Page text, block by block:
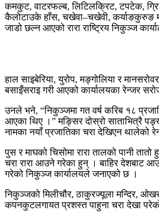
कमकुट, वाटरफल्ब, लिटिलक्रिट, टपटेक,
कैलोटाउके हाँस, चखेवा–चखेवी, कर्याङकुरुङ
जाडो छल्न आएको रारा राष्ट्रिय निकुञ्ज
हाल साइबेरिया, युरोप, मङ्गोलिया र
बसाइँसराइ गरी आएको कार्यालयका रेन्जर
उनले भने, “निकुञ्जमा गत वर्ष करिब १८
आएका थिए ।” मङ्सिर दोस्रो साताभित्रै
नामका नयाँ प्रजातिका चरा देखिएन थालेको
पुस र माघको चिसोमा रारा तालको पानी तातो
चरा रारा आउने गरेका हुन् । बाहिर देशबाट
गरेको निकुञ्ज कार्यालयले जनाएको छ ।
निकुञ्जको मिलीचौर, ठाकुरज्यूला मन्दिर, ओखर
कपनकुटलगायत प्रशस्त पाहुना चरा देखा